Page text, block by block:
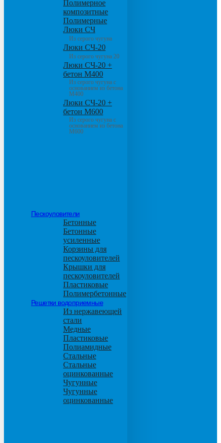
Полимерное
композитные
Полимерные
Люки СЧ
Из серого чугуна
Люки СЧ-20
Из серого чугуна 20
Люки СЧ-20 +
бетон М400
Из серого чугуна с
основанием из бетона
М400
Люки СЧ-20 +
бетон М600
Из серого чугуна с
основанием из бетона
М600
Пескоуловители
Бетонные
Бетонные
усиленные
Корзины для
пескоуловителей
Крышки для
пескоуловителей
Пластиковые
Полимербетонные
Решетки водоприемные
Из нержавеющей
стали
Медные
Пластиковые
Полиамидные
Стальные
Стальные
оцинкованные
Чугунные
Чугунные
оцинкованные